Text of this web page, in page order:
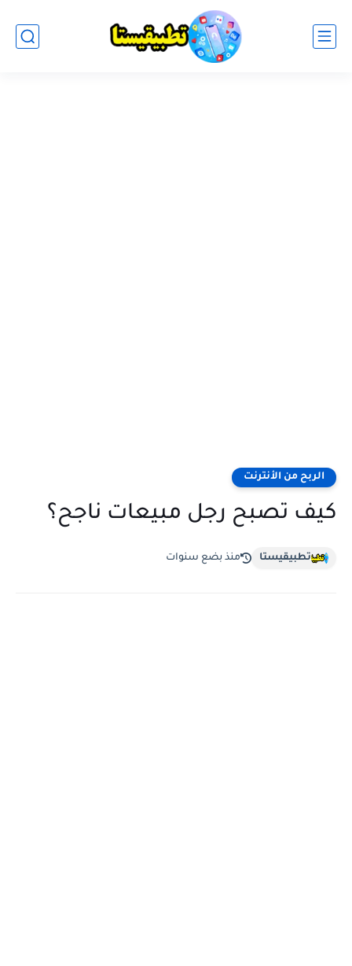
الربح من الأنترنت
كيف تصبح رجل مبيعات ناجح؟
تطبيقيستا منذ بضع سنوات